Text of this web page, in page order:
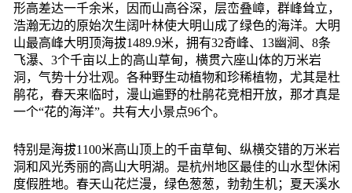
形高差达一千余米，因而山高谷深，层峦叠嶂，群峰耸立，
浩瀚无边的原始次生阔叶林使大明山成了绿色的海洋。大明
山最高峰大明顶海拔1489.9米，拥有32奇峰、13幽涧、8条
飞瀑、3个千亩以上的高山草甸，横贯六座山体的万米岩
洞，气势十分壮观。各种野生动植物和珍稀植物，尤其是杜
鹃花，春天来临时，漫山遍野的杜鹃花竞相开放，那才真是
一个“花的海洋”。共有大小景点96个。
特别是海拔1100米高山顶上的千亩草甸、纵横交错的万米岩
洞和风光秀丽的高山大明湖。是杭州地区最佳的山水型休闲
度假胜地。春天山花烂漫，绿色葱葱，勃勃生机；夏天溪水